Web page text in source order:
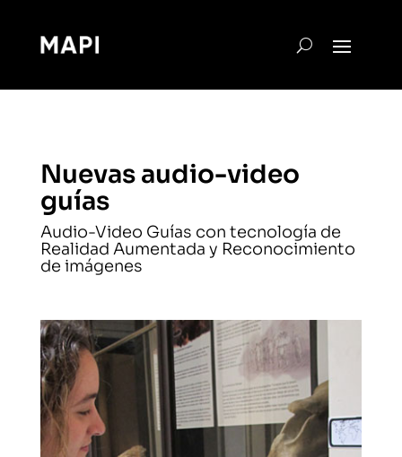
Nuevas audio-video
guías
Audio-Video Guías con tecnología de
Realidad Aumentada y Reconocimiento
de imágenes